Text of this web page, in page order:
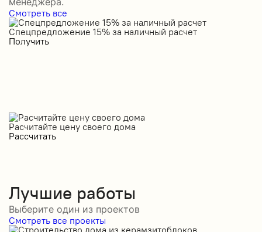
Смотреть все
Спецпредложение 15% за наличный расчет
Получить
Расчитайте цену своего дома
Рассчитать
Лучшие работы
Выберите один из проектов
Смотреть все проекты